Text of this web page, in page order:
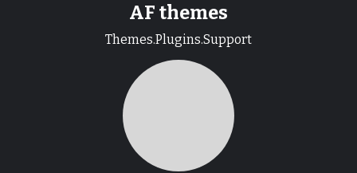
AF themes
Themes.Plugins.Support